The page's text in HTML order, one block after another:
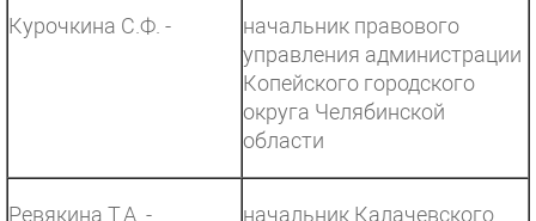
Курочкина С.Ф. -
начальник правового
управления администрации
Копейского городского
округа Челябинской
области
Ревякина Т.А. - начальник Калачевского